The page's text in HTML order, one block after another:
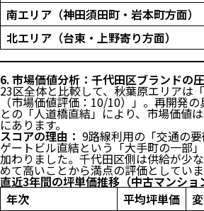
南エリア（神田須田町・岩本町方面）
北エリア（台東・上野寄り方面）
6. 市場価値分析：千代田区ブランドの
23区全体と比較して、秋葉原エリアは
（市場価値評価：10/10）」。再開発
との「人道橋直結」により、市場価値
にあります。
スコアの理由： 9路線利用の「交通の
ゲートビル直結という「大手町の一部
加わりました。千代田区側は供給が少
めて高いことから満点の評価としていま
直近3年間の坪単価推移（中古マンショ
年次
平均坪単価
直近3年間の坪単価推移（中古マ
7. 独自視点：住まい心地のリアル
8. ハザードマップと地盤の信頼性
9. まとめ